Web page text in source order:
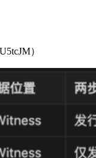
）